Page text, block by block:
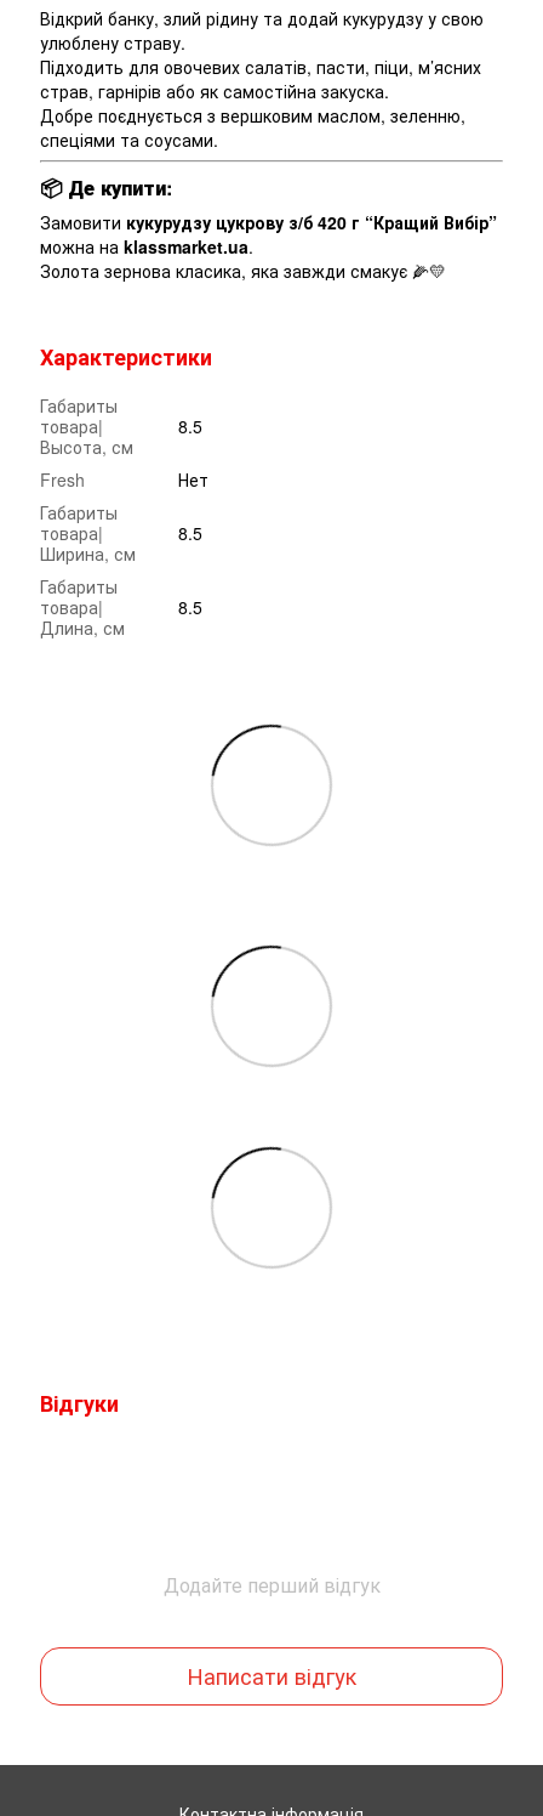
Відкрий банку, злий рідину та додай кукурудзу у свою
улюблену страву.
Підходить для овочевих салатів, пасти, піци, м’ясних
страв, гарнірів або як самостійна закуска.
Добре поєднується з вершковим маслом, зеленню,
спеціями та соусами.
📦 Де купити:
Замовити кукурудзу цукрову з/б 420 г “Кращий Вибір”
можна на klassmarket.ua.
Золота зернова класика, яка завжди смакує 🌽💛
Характеристики
Габариты
товара|
Высота, см
8.5
Fresh
Нет
Габариты
товара|
Ширина, см
8.5
Габариты
товара|
Длина, см
8.5
Відгуки
Додайте перший відгук
Написати відгук